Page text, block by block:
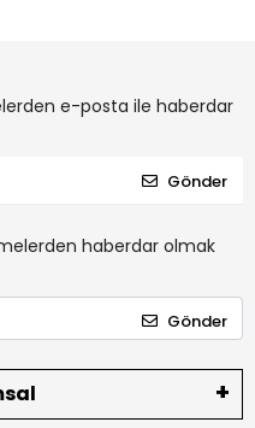
e-posta ile haberdar
Gönder
haberdar olmak
Gönder